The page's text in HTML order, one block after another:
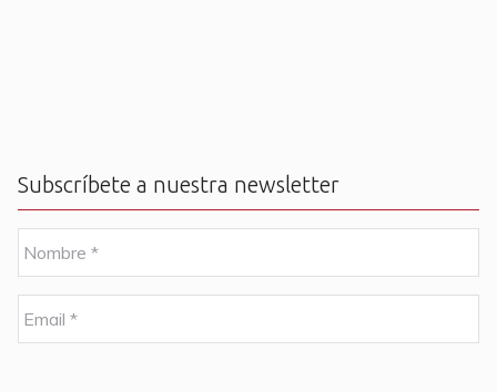
Subscríbete a nuestra newsletter
o
m
e
m
a